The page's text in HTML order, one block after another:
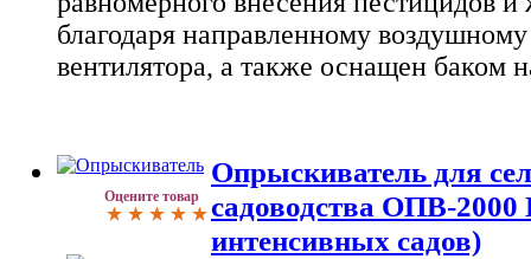
благодаря направленному
вентилятора, а также оснащен баком
Оцените товар
Опрыскиватель для
садоводства ОПВ-2000
интенсивных садов)